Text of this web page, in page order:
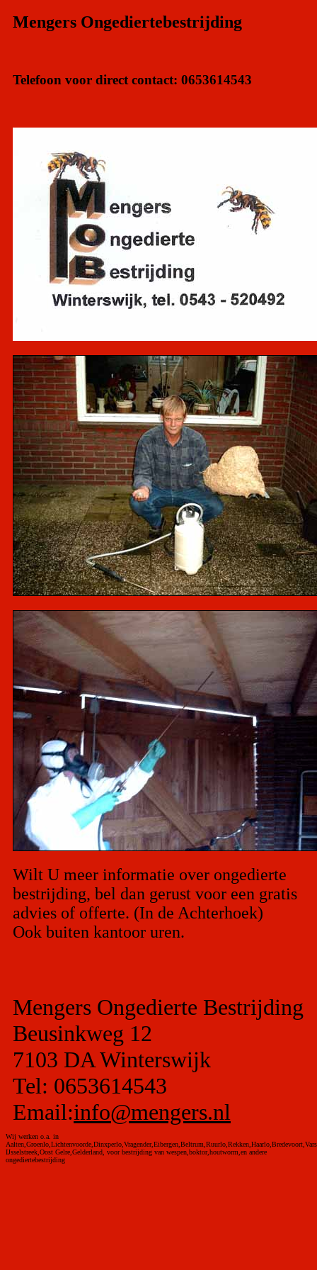
Mengers Ongediertebestrijding
Telefoon voor direct contact: 0653614543
Wilt U meer informatie over ongedierte
bestrijding, bel dan gerust voor een gratis
advies of offerte. (In de Achterhoek)
Ook buiten kantoor uren.
Mengers Ongedierte Bestrijding
Beusinkweg 12
7103 DA Winterswijk
Tel: 0653614543
Email:info@mengers.nl
Wij werken o.a. in
IJsselstreek,Oost Gelre,Gelderland, voor bestrijding van wespen,boktor,houtworm,en andere
ongediertebestrijding